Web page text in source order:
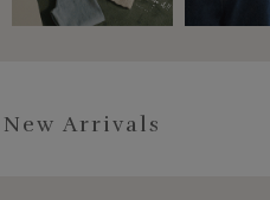
New Arrivals